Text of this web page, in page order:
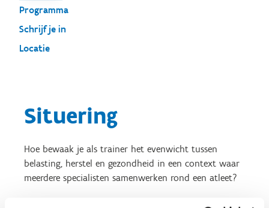
Programma
Schrijf je in
Locatie
Situering
Hoe bewaak je als trainer het evenwicht tussen
belasting, herstel en gezondheid in een context waar
meerdere specialisten samenwerken rond een atleet?